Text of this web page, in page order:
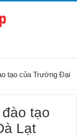
tạo của Trường Đại
tạo
Lạt